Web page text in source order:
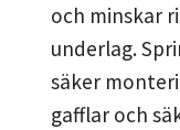
och minskar
underlag.
säker
gafflar och